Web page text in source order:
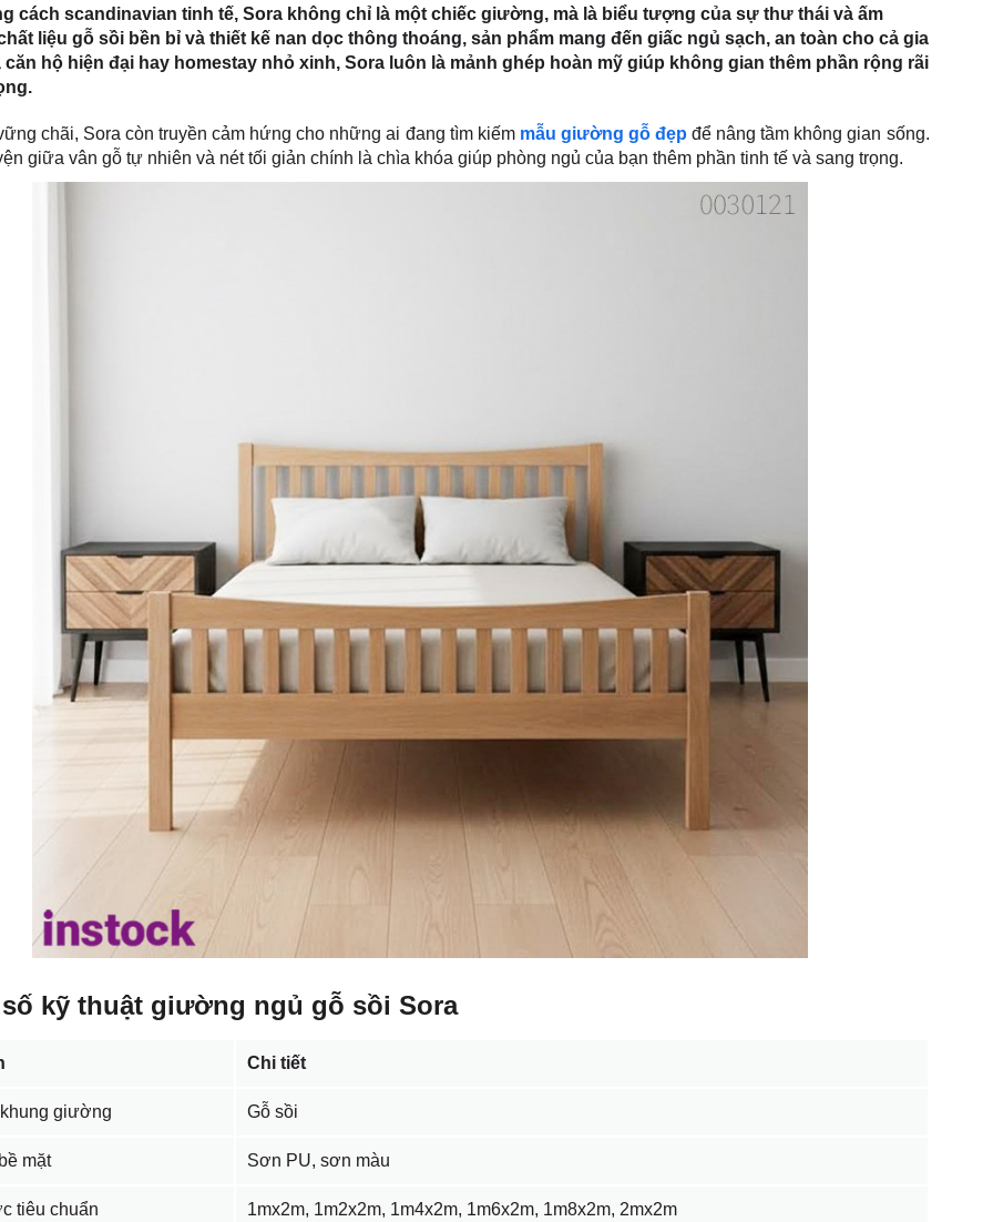
cách scandinavian tinh tế, Sora không chỉ là một chiếc giường, mà là biểu tượng của sự thư thái và ấm
liệu gỗ sồi bền bỉ và thiết kế nan dọc thông thoáng, sản phẩm mang đến giấc ngủ sạch, an toàn cho cả gia
căn hộ hiện đại hay homestay nhỏ xinh, Sora luôn là mảnh ghép hoàn mỹ giúp không gian thêm phần rộng rãi
chãi, Sora còn truyền cảm hứng cho những ai đang tìm kiếm mẫu giường gỗ đẹp để nâng tầm không gian sống.
giữa vân gỗ tự nhiên và nét tối giản chính là chìa khóa giúp phòng ngủ của bạn thêm phần tinh tế và sang trọng.
kỹ thuật giường ngủ gỗ sồi Sora
Chi tiết
giường Gỗ sồi
mặt Sơn PU, sơn màu
tiêu chuẩn 1mx2m, 1m2x2m, 1m4x2m, 1m6x2m, 1m8x2m, 2mx2m